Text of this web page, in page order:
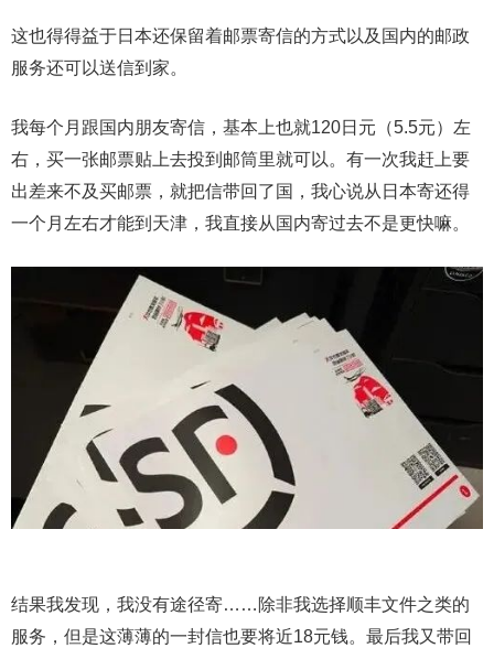
这也得得益于日本还保留着邮票寄信的方式以及国内的邮政
服务还可以送信到家。
我每个月跟国内朋友寄信，基本上也就120日元（5.5元）左
右，买一张邮票贴上去投到邮筒里就可以。有一次我赶上要
出差来不及买邮票，就把信带回了国，我心说从日本寄还得
一个月左右才能到天津，我直接从国内寄过去不是更快嘛。
结果我发现，我没有途径寄……除非我选择顺丰文件之类的
服务，但是这薄薄的一封信也要将近18元钱。最后我又带回